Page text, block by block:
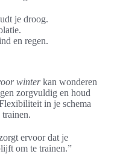
je droog.
en regen.
winterkan wonderen
zorgvuldig en houd
in je schema
ervoor dat je
om te trainen.”